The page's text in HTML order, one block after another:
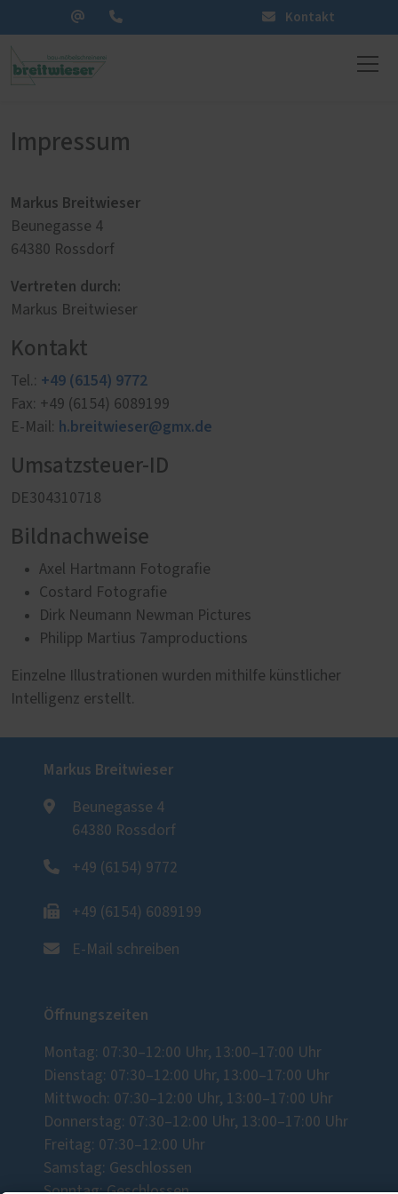
Kontakt
Impressum
Markus Breitwieser
Beunegasse 4
64380 Rossdorf
Vertreten durch:
Markus Breitwieser
Kontakt
Tel.: +49 (6154) 9772
Fax: +49 (6154) 6089199
E-Mail: h.breitwieser@gmx.de
Umsatzsteuer-ID
DE304310718
Bildnachweise
Axel Hartmann Fotografie
Costard Fotografie
Dirk Neumann Newman Pictures
Philipp Martius 7amproductions
Einzelne Illustrationen wurden mithilfe künstlicher
Intelligenz erstellt.
Markus Breitwieser
Beunegasse 4
64380 Rossdorf
+49 (6154) 9772
+49 (6154) 6089199
E-Mail schreiben
Öffnungszeiten
Montag: 07:30–12:00 Uhr, 13:00–17:00 Uhr
Dienstag: 07:30–12:00 Uhr, 13:00–17:00 Uhr
Mittwoch: 07:30–12:00 Uhr, 13:00–17:00 Uhr
Donnerstag: 07:30–12:00 Uhr, 13:00–17:00 Uhr
Freitag: 07:30–12:00 Uhr
Samstag: Geschlossen